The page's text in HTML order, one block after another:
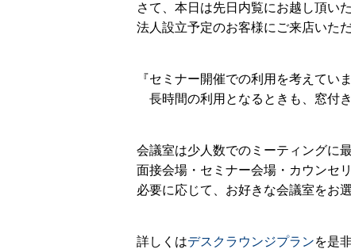
さて、本日は先日内覧にお越し頂い
法人設立予定のお客様にご来店いただ
『セミナー開催での利用を考えていま
長時間の利用となるときも、窓付
会議室は少人数でのミーティングに
面接会場・セミナー会場・カウンセ
必要に応じて、お好きな会議室をお
詳しくはデスクラウンジプランを是